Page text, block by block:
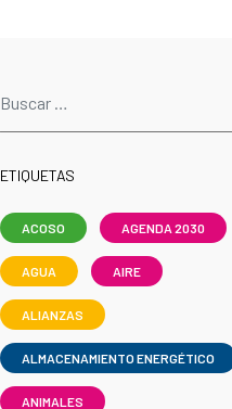
ETIQUETAS
ACOSO AGENDA 2030
AGUA AIRE
ALIANZAS
ALMACENAMIENTO ENERGÉTICO
ANIMALES